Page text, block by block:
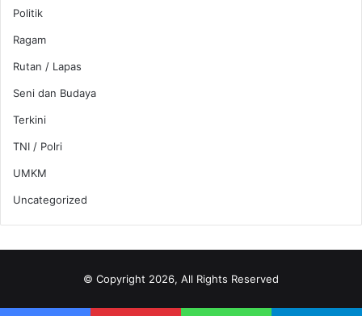
Politik
Ragam
Rutan / Lapas
Seni dan Budaya
Terkini
TNI / Polri
UMKM
Uncategorized
© Copyright 2026, All Rights Reserved